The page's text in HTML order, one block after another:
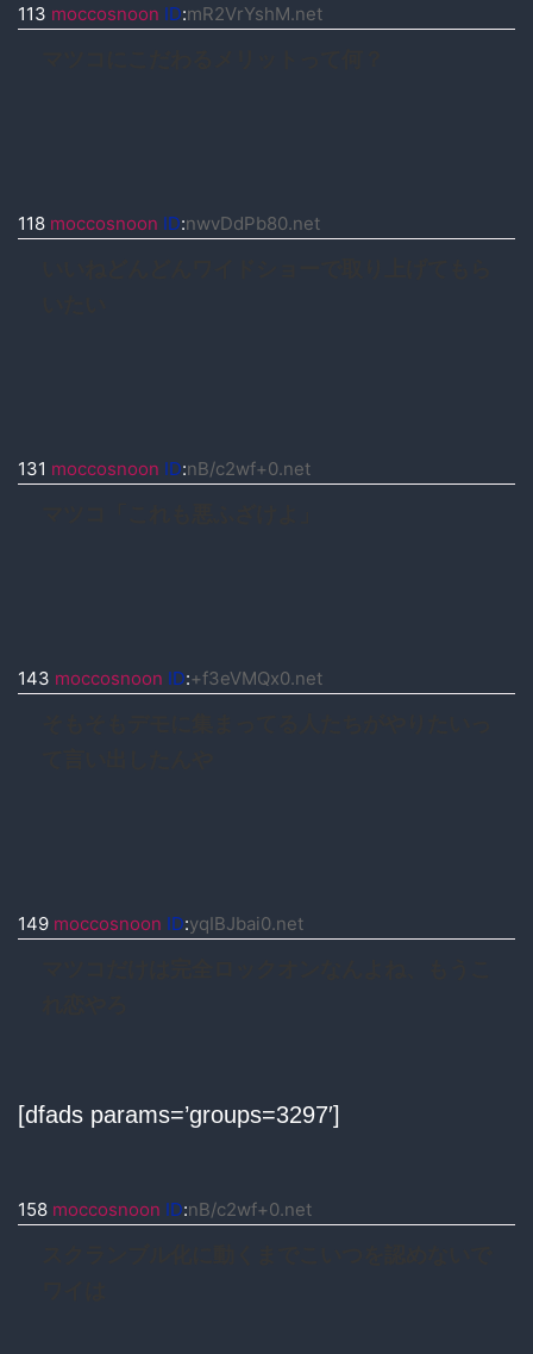
113 moccosnoon ID:mR2VrYshM.net
118 moccosnoon ID:nwvDdPb80.net
131 moccosnoon ID:nB/c2wf+0.net
143 moccosnoon ID:+f3eVMQx0.net
149 moccosnoon ID:yqIBJbai0.net
[dfads params=’groups=3297′]
158 moccosnoon ID:nB/c2wf+0.net